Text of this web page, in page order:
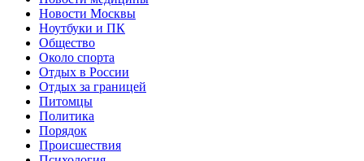
Новости Москвы
Ноутбуки и ПК
Общество
Около спорта
Отдых в России
Отдых за границей
Питомцы
Политика
Порядок
Происшествия